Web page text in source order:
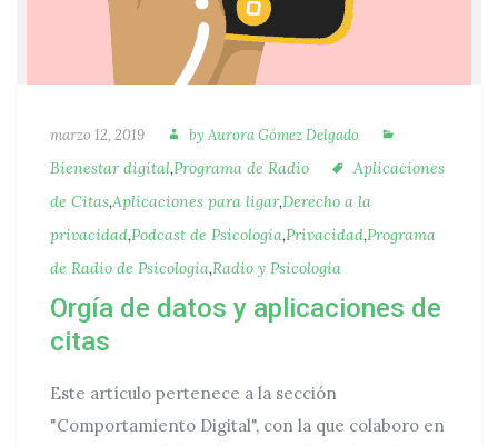
Publicado
marzo 12, 2019 Autora
by Aurora Gómez Delgado
Bienestar digital,Programa de Radio Etiquetas
Aplicaciones
de Citas,Aplicaciones para ligar,Derecho a la
privacidad,Podcast de Psicología,Privacidad,Programa
de Radio de Psicología,Radio y Psicología
Orgía de datos y aplicaciones de
citas
Este artículo pertenece a la sección
"Comportamiento Digital", con la que colaboro en